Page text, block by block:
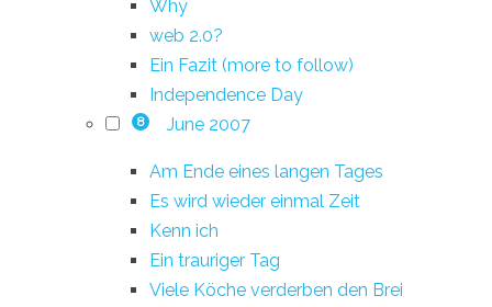
Why
web 2.0?
Ein Fazit (more to follow)
Independence Day
8 June 2007
Am Ende eines langen Tages
Es wird wieder einmal Zeit
Kenn ich
Ein trauriger Tag
Viele Köche verderben den Brei